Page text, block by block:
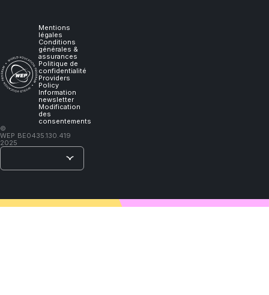
Mentions
légales
Conditions
générales &
assurances
Politique de
confidentialité
Providers
Policy
Information
newsletter
Modification
des
consentements
©
WEP
2025
BE0435.130.419
will
learn."
Lao